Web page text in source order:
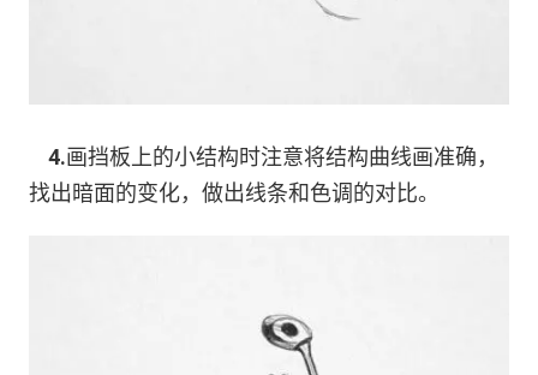
4.画挡板上的小结构时注意将结构曲线画准确，
找出暗面的变化，做出线条和色调的对比。